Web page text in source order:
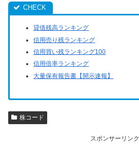
貸借残高ランキング
信用売り残ランキング
信用買い残ランキング100
信用倍率ランキング
大量保有報告書【開示速報】
株コード
スポンサーリンク